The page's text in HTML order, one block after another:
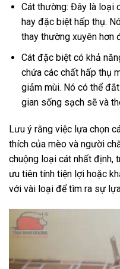
Cát thường: Đây là loại
hay đặc biệt hấp thụ.
thay thường xuyên hơn
Cát đặc biệt có khả
chứa các chất hấp thụ
giảm mùi. Nó có thể
gian sống sạch sẽ và
Lưu ý rằng việc lựa chọn
thích của mèo và người
chuộng loại cát nhất định,
ưu tiên tính tiện lợi hoặc
với vài loại để tìm ra sự